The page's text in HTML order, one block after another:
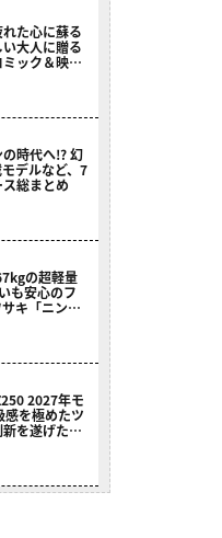
た心に蘇る
大人に贈る
ミック＆映画
時代へ!? 幻
デルなど、7
総まとめ
の超軽量
も安心のフ
キ「ニンジ
2027年モ
を極めたツ
を遂げた本